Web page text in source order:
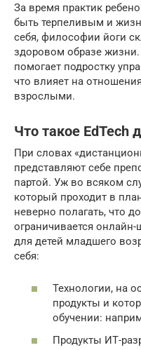
За время практик
быть терпеливым и
себя, философии йоги
здоровом образе жизни.
помогает подростку
что влияет на
взрослыми.
Что такое EdTech
При словах
представляют себе
партой. Уж во всяком
который проходит в
неверно полагать, что
ограничивается
для детей младшего
себя:
Технологии, на
продукты и
обучении:
Продукты ИТ-